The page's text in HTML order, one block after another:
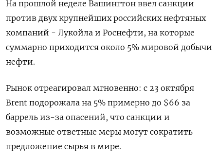
На прошлой неделе Вашингтон ввел санкции
против двух крупнейших российских нефтяных
компаний - Лукойла и Роснефти, на которые
суммарно приходится около 5% мировой добычи
нефти.
Рынок отреагировал мгновенно: с 23 октября
Brent подорожала на 5% примерно до $66 за
баррель из-за опасений, что санкции и
возможные ответные меры могут сократить
предложение сырья в мире.